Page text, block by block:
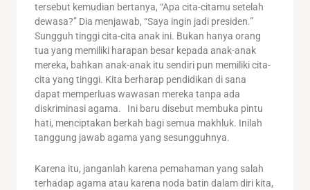
tersebut kemudian bertanya, “Apa cita-citamu setelah
dewasa?” Dia menjawab, “Saya ingin jadi presiden.”
Sungguh tinggi cita-cita anak ini. Bukan hanya orang
tua yang memiliki harapan besar kepada anak-anak
mereka, bahkan anak-anak itu sendiri pun memiliki cita-
cita yang tinggi. Kita berharap pendidikan di sana
dapat memperluas wawasan mereka tanpa ada
diskriminasi agama. Ini baru disebut membuka pintu
hati, menciptakan berkah bagi semua makhluk. Inilah
tanggung jawab agama yang sesungguhnya.
Karena itu, janganlah karena pemahaman yang salah
terhadap agama atau karena noda batin dalam diri kita,